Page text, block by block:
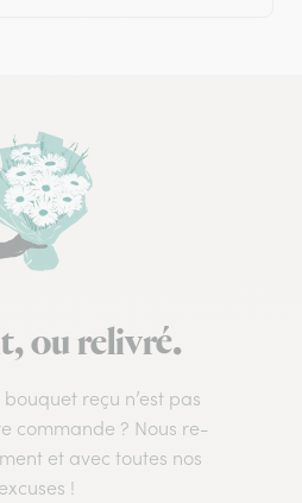
ou relivré.
reçu n’est pas
commande ? Nous re-
et avec toutes nos
excuses !